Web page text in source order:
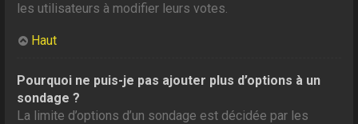
les utilisateurs à modifier leurs votes.
Haut
Pourquoi ne puis-je pas ajouter plus d’options à un
sondage ?
La limite d’options d’un sondage est décidée par les